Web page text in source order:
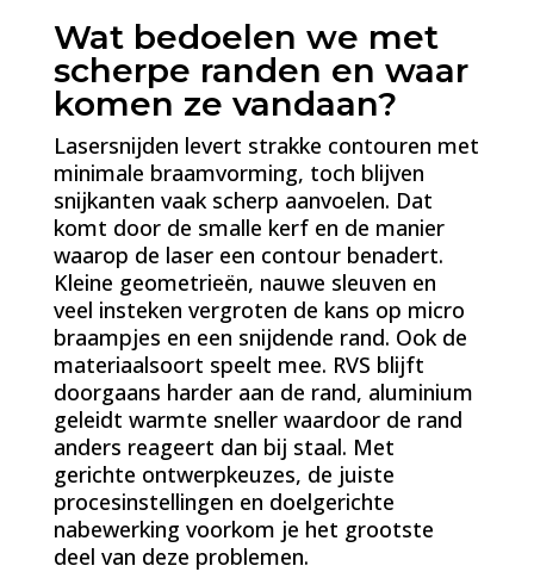
Wat bedoelen we met
scherpe randen en waar
komen ze vandaan?
Lasersnijden levert strakke contouren met
minimale braamvorming, toch blijven
snijkanten vaak scherp aanvoelen. Dat
komt door de smalle kerf en de manier
waarop de laser een contour benadert.
Kleine geometrieën, nauwe sleuven en
veel insteken vergroten de kans op micro
braampjes en een snijdende rand. Ook de
materiaalsoort speelt mee. RVS blijft
doorgaans harder aan de rand, aluminium
geleidt warmte sneller waardoor de rand
anders reageert dan bij staal. Met
gerichte ontwerpkeuzes, de juiste
procesinstellingen en doelgerichte
nabewerking voorkom je het grootste
deel van deze problemen.